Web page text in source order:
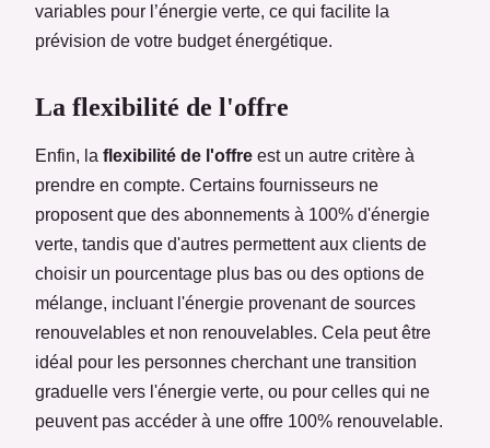
variables pour l’énergie verte, ce qui facilite la
prévision de votre budget énergétique.
La flexibilité de l'offre
Enfin, la flexibilité de l'offre est un autre critère à
prendre en compte. Certains fournisseurs ne
proposent que des abonnements à 100% d'énergie
verte, tandis que d'autres permettent aux clients de
choisir un pourcentage plus bas ou des options de
mélange, incluant l'énergie provenant de sources
renouvelables et non renouvelables. Cela peut être
idéal pour les personnes cherchant une transition
graduelle vers l'énergie verte, ou pour celles qui ne
peuvent pas accéder à une offre 100% renouvelable.